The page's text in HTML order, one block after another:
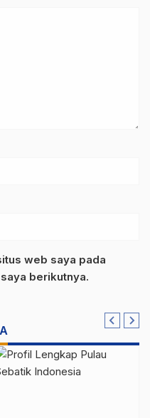
web saya pada
berikutnya.